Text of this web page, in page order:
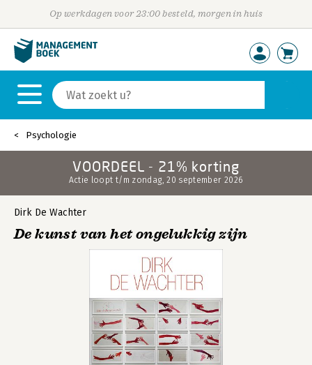
Op werkdagen voor 23:00 besteld, morgen in huis
Psychologie
VOORDEEL - 21% korting
Actie loopt t/m zondag, 20 september 2026
Dirk De Wachter
De kunst van het ongelukkig zijn